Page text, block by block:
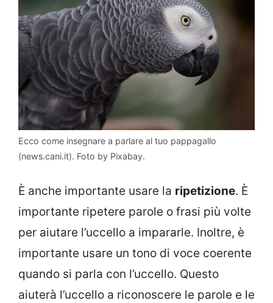
Ecco come insegnare a parlare al tuo pappagallo
(news.cani.it). Foto by Pixabay.
È anche importante usare la ripetizione. È
importante ripetere parole o frasi più volte
per aiutare l’uccello a impararle. Inoltre, è
importante usare un tono di voce coerente
quando si parla con l’uccello. Questo
aiuterà l’uccello a riconoscere le parole e le